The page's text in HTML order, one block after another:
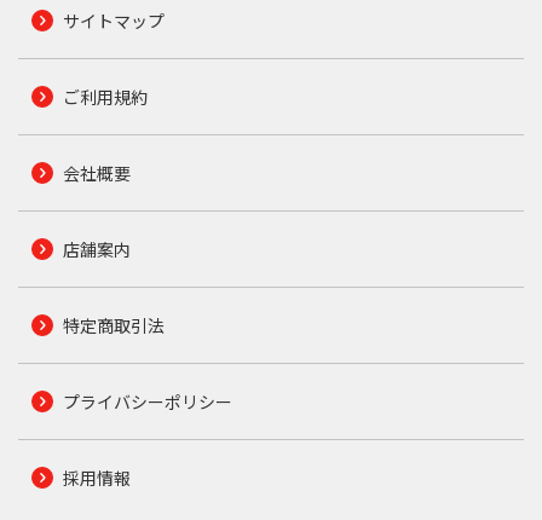
サイトマップ
ご利用規約
会社概要
店舗案内
特定商取引法
プライバシーポリシー
採用情報